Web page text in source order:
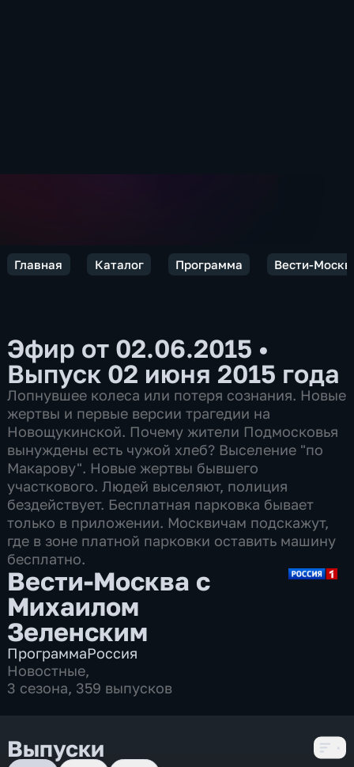
Главная Каталог Программа Вести-
Эфир от 02.06.2015 •
Выпуск 02 июня 2015 года
Лопнувшее колеса или потеря сознания. Новые
жертвы и первые версии трагедии на
Новощукинской. Почему жители Подмосковья
вынуждены есть чужой хлеб? Выселение "по
Макарову". Новые жертвы бывшего
участкового. Людей выселяют, полиция
бездействует. Бесплатная парковка бывает
только в приложении. Москвичам подскажут,
где в зоне платной парковки оставить машину
бесплатно.
Вести-Москва с
Михаилом
Зеленским
ПрограммаРоссия
Новостные,
3 сезона, 359 выпусков
Выпуски